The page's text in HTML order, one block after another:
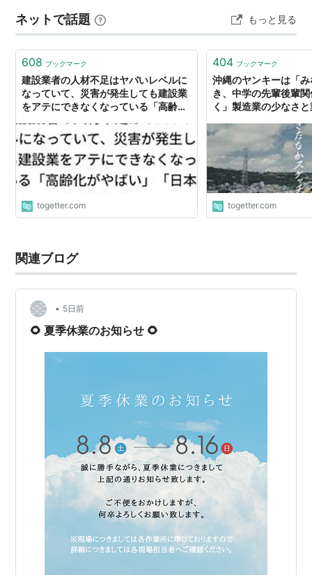
単なるイラストではなく実写と見間違うほどの…
ネットで話題 もっと見る
608 ブックマーク
建設業者の人材不足はヤバいレベルに
なっていて、災害が発生しても建設業
をアテにできなくなっている「高齢化
togetter.com
404 ブックマーク
沖縄のヤンキーは「
き、中学の先輩後輩
く」製造業の少なさ
togetter.com
関連ブログ
• 5日前
🌻 夏季休業のお知らせ 🌻